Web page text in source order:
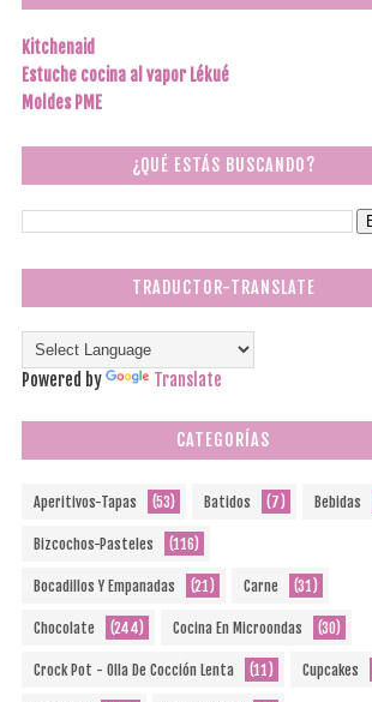
Kitchenaid
Estuche cocina al vapor Lékué
Moldes PME
¿QUÉ ESTÁS BUSCANDO?
TRADUCTOR-TRANSLATE
Powered by Translate
CATEGORÍAS
Aperitivos-Tapas (53) Batidos (7) Bebidas
Bizcochos-Pasteles (116)
Bocadillos Y Empanadas (21) Carne (31)
Chocolate (244) Cocina En Microondas (30)
Crock Pot - Olla De Cocción Lenta (11) Cupcakes